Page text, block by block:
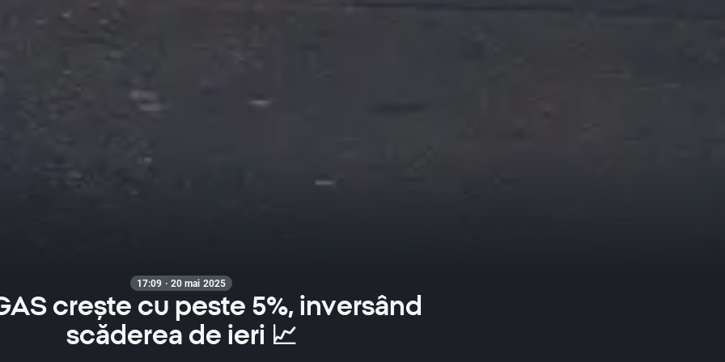
17:09 · 20 mai 2025
crește cu peste 5%, inversând
scăderea de ieri 📈